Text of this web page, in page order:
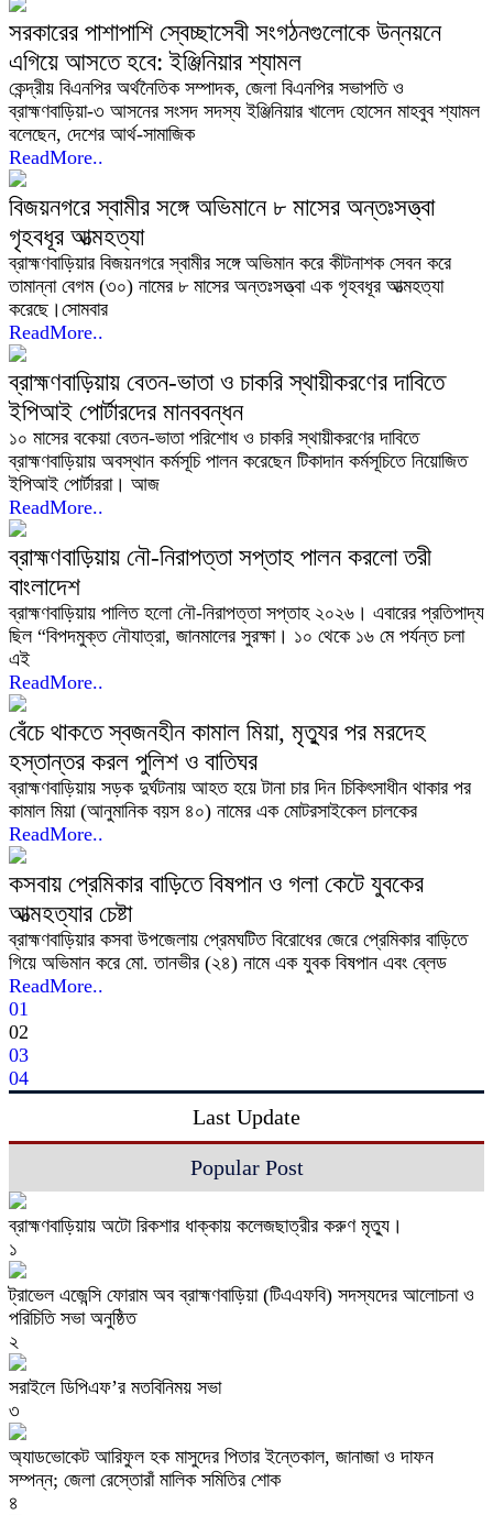
সরকারের পাশাপাশি স্বেচ্ছাসেবী সংগঠনগুলোকে উন্নয়নে
এগিয়ে আসতে হবে: ইঞ্জিনিয়ার শ্যামল
কেন্দ্রীয় বিএনপির অর্থনৈতিক সম্পাদক, জেলা বিএনপির সভাপতি ও
ব্রাহ্মণবাড়িয়া-৩ আসনের সংসদ সদস্য ইঞ্জিনিয়ার খালেদ হোসেন মাহবুব শ্যামল
বলেছেন, দেশের আর্থ-সামাজিক
ReadMore..
বিজয়নগরে স্বামীর সঙ্গে অভিমানে ৮ মাসের অন্তঃসত্ত্বা
গৃহবধূর আত্মহত্যা
ব্রাহ্মণবাড়িয়ার বিজয়নগরে স্বামীর সঙ্গে অভিমান করে কীটনাশক সেবন করে
তামান্না বেগম (৩০) নামের ৮ মাসের অন্তঃসত্ত্বা এক গৃহবধূর আত্মহত্যা
করেছে।সোমবার
ReadMore..
ব্রাহ্মণবাড়িয়ায় বেতন-ভাতা ও চাকরি স্থায়ীকরণের দাবিতে
ইপিআই পোর্টারদের মানববন্ধন
১০ মাসের বকেয়া বেতন-ভাতা পরিশোধ ও চাকরি স্থায়ীকরণের দাবিতে
ব্রাহ্মণবাড়িয়ায় অবস্থান কর্মসূচি পালন করেছেন টিকাদান কর্মসূচিতে নিয়োজিত
ইপিআই পোর্টাররা। আজ
ReadMore..
ব্রাহ্মণবাড়িয়ায় নৌ-নিরাপত্তা সপ্তাহ পালন করলো তরী
বাংলাদেশ
ব্রাহ্মণবাড়িয়ায় পালিত হলো নৌ-নিরাপত্তা সপ্তাহ ২০২৬। এবারের প্রতিপাদ্য
ছিল “বিপদমুক্ত নৌযাত্রা, জানমালের সুরক্ষা। ১০ থেকে ১৬ মে পর্যন্ত চলা
এই
ReadMore..
বেঁচে থাকতে স্বজনহীন কামাল মিয়া, মৃত্যুর পর মরদেহ
হস্তান্তর করল পুলিশ ও বাতিঘর
ব্রাহ্মণবাড়িয়ায় সড়ক দুর্ঘটনায় আহত হয়ে টানা চার দিন চিকিৎসাধীন থাকার পর
কামাল মিয়া (আনুমানিক বয়স ৪০) নামের এক মোটরসাইকেল চালকের
ReadMore..
কসবায় প্রেমিকার বাড়িতে বিষপান ও গলা কেটে যুবকের
আত্মহত্যার চেষ্টা
ব্রাহ্মণবাড়িয়ার কসবা উপজেলায় প্রেমঘটিত বিরোধের জেরে প্রেমিকার বাড়িতে
গিয়ে অভিমান করে মো. তানভীর (২৪) নামে এক যুবক বিষপান এবং ব্লেড
ReadMore..
01
02
03
04
Last Update
Popular Post
ব্রাহ্মণবাড়িয়ায় অটো রিকশার ধাক্কায় কলেজছাত্রীর করুণ মৃত্যু।
১
ট্রাভেল এজেন্সি ফোরাম অব ব্রাহ্মণবাড়িয়া (টিএএফবি) সদস্যদের আলোচনা ও
পরিচিতি সভা অনুষ্ঠিত
২
সরাইলে ডিপিএফ’র মতবিনিময় সভা
৩
অ্যাডভোকেট আরিফুল হক মাসুদের পিতার ইন্তেকাল, জানাজা ও দাফন
সম্পন্ন; জেলা রেস্তোরাঁ মালিক সমিতির শোক
৪